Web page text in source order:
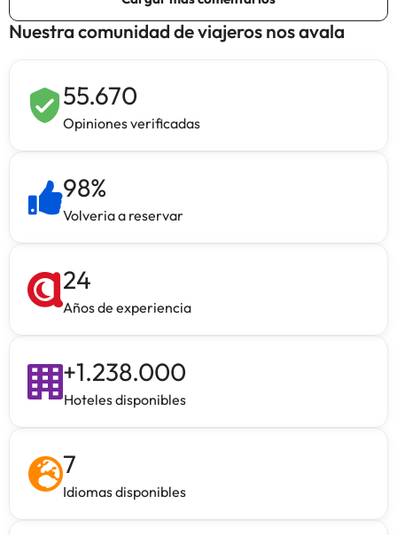
Nuestra comunidad de viajeros nos avala
55.670
Opiniones verificadas
98%
Volveria a reservar
24
Años de experiencia
+1.238.000
Hoteles disponibles
7
Idiomas disponibles